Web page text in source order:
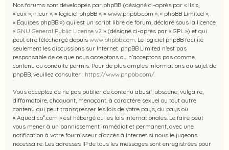
Nos forums sont développés par phpBB (désigné ci-après par « ils »,
« eux », « leur », « logiciel phpBB », « www.phpbb.com », « phpBB Limited »,
« Équipes phpBB ») qui est un script libre de forum, déclaré sous la licence
« GNU General Public License v2 » (désigné ci-après par « GPL ») et qui
peut être téléchargé depuis www.phpbb.com . Le logiciel phpBB facilite
seulement les discussions sur Internet. phpBB Limited n’est pas
responsable de ce que nous acceptons ou n’acceptons pas comme
contenu ou conduite permis. Pour de plus amples informations au sujet de
phpBB, veuillez consulter : https://www.phpbb.com/
Vous acceptez de ne pas publier de contenu abusif, obscène, vulgaire,
diffamatoire, choquant, menaçant, à caractère sexuel ou tout autre
contenu qui peut transgresser les lois de votre pays, du pays où
« Aquadico².com » est hébergé ou les lois internationales. Le faire peut
vous mener à un bannissement immédiat et permanent, avec une
notification à votre fournisseur d’accès à Internet si nous le jugeons
nécessaire. Les adresses IP de tous les messages sont enregistrées pour